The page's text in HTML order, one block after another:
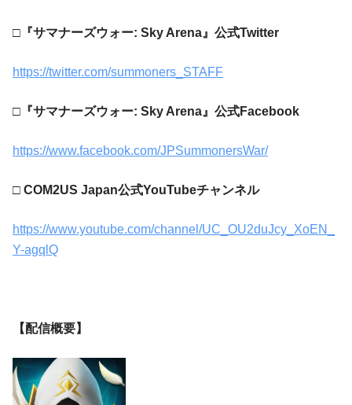
□『サマナーズウォー: Sky Arena』公式Twitter
https://twitter.com/summoners_STAFF
□『サマナーズウォー: Sky Arena』公式Facebook
https://www.facebook.com/JPSummonersWar/
□ COM2US Japan公式YouTubeチャンネル
https://www.youtube.com/channel/UC_OU2duJcy_XoEN_
Y-agqlQ
【配信概要】